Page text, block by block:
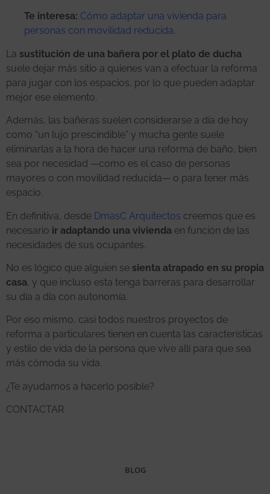
Te interesa: Cómo adaptar una vivienda para
personas con movilidad reducida.
La sustitución de una bañera por el plato de ducha
suele dejar más sitio a quienes van a efectuar la reforma
para jugar con los espacios, por lo que pueden adaptar
mejor ese elemento.
Además, las bañeras suelen considerarse a día de hoy
como “un lujo prescindible” y mucha gente suele
eliminarlas a la hora de hacer una reforma de baño, bien
sea por necesidad —como es el caso de personas
mayores o con movilidad reducida— o para tener más
espacio.
En definitiva, desde DmasC Arquitectos creemos que es
necesario ir adaptando una vivienda en función de las
necesidades de sus ocupantes.
No es lógico que alguien se sienta atrapado en su propia
casa, y que incluso esta tenga barreras para desarrollar
su día a día con autonomía.
Por eso mismo, casi todos nuestros proyectos de
reforma a particulares tienen en cuenta las características
y estilo de vida de la persona que vive allí para que sea
más cómoda su vida.
¿Te ayudamos a hacerlo posible?
CONTACTAR
BLOG